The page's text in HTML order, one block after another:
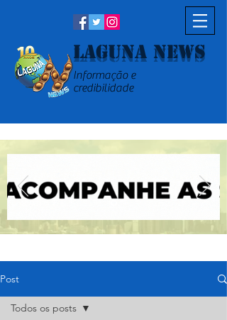
Laguna News
Informação e
credibilidade
Post
Todos os posts